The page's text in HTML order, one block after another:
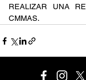
REALIZAR UNA
CMMAS.